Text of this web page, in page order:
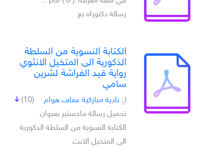
رسالة دكتوراه بع
الكتابة النسوية من السلطة
الذكورية الى المتخيل الانثوي
رواية قيد الفراشة لشرين
سامي
(10) لـِ: نادية مباركية عفاف هوام
تحميل رسالة ماجستير بعنوان
الكتابة النسوية من السلطة الذكورية
الى المتخيل الانث